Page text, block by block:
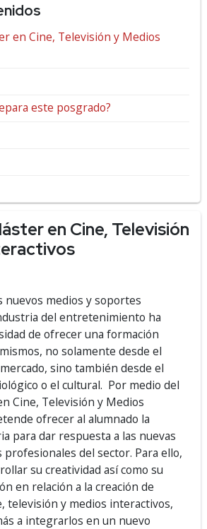
en Cine, Televisión y Medios
este posgrado?
en Cine, Televisión
nuevos medios y soportes
del entretenimiento ha
de ofrecer una formación
no solamente desde el
sino también desde el
o el cultural. Por medio del
Cine, Televisión y Medios
ofrecer al alumnado la
para dar respuesta a las nuevas
profesionales del sector. Para ello,
su creatividad así como su
en relación a la creación de
televisión y medios interactivos,
a integrarlos en un nuevo